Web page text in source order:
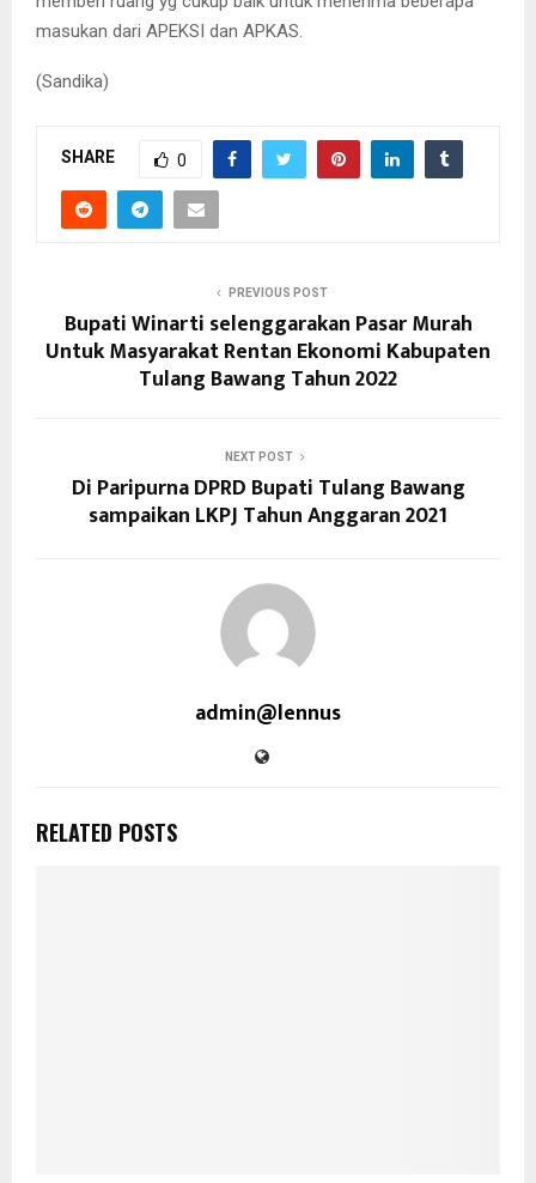
masukan dari APEKSI dan APKAS.
(Sandika)
SHARE 0
PREVIOUS POST
Bupati Winarti selenggarakan Pasar Murah
Untuk Masyarakat Rentan Ekonomi Kabupaten
Tulang Bawang Tahun 2022
NEXT POST
Di Paripurna DPRD Bupati Tulang Bawang
sampaikan LKPJ Tahun Anggaran 2021
admin@lennus
RELATED POSTS